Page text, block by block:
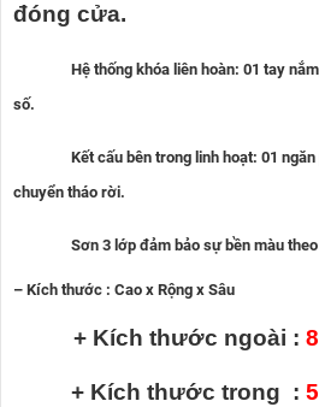
đóng cửa.
Hệ thống khóa liên hoàn: 01 tay
số.
Kết cấu bên trong linh hoạt: 01
chuyển tháo rời.
Sơn 3 lớp đảm bảo sự bền màu
– Kích thước : Cao x Rộng x Sâu
+ Kích thước ngoài :
+ Kích thước trong :